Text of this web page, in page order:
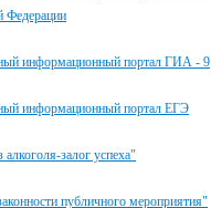
Федерации
информационный портал ГИА - 9
информационный портал ЕГЭ
залог успеха"
публичного мероприятия"